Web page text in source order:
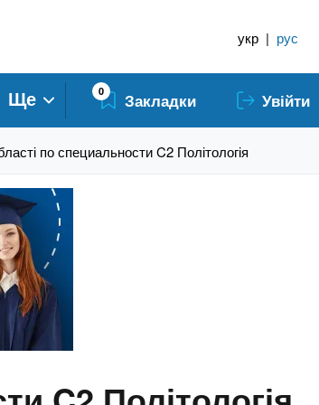
укр | рус
Ще 0 Закладки Увійти
по специальности C2 Політологія